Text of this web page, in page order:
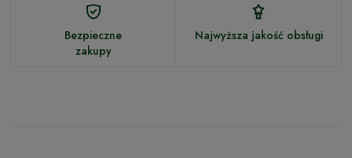
Bezpieczne
zakupy
Najwyższa jakość obsługi